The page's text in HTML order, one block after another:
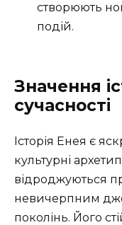
створюють
подій.
Значення
сучасності
Історія Енея є
культурні
відроджуються
невичерпним
поколінь. Його